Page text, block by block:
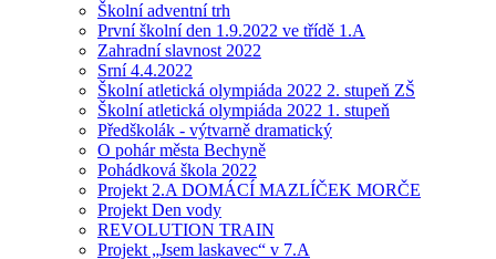
Školní adventní trh
První školní den 1.9.2022 ve třídě 1.A
Zahradní slavnost 2022
Srní 4.4.2022
Školní atletická olympiáda 2022 2. stupeň ZŠ
Školní atletická olympiáda 2022 1. stupeň
Předškolák - výtvarně dramatický
O pohár města Bechyně
Pohádková škola 2022
Projekt 2.A DOMÁCÍ MAZLÍČEK MORČE
Projekt Den vody
REVOLUTION TRAIN
Projekt „Jsem laskavec“ v 7.A